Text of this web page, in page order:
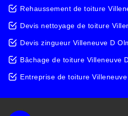
Rehaussement de toiture
Devis nettoyage de toiture
Devis zingueur Villeneuve D
Bâchage de toiture Villeneuve
Entreprise de toiture